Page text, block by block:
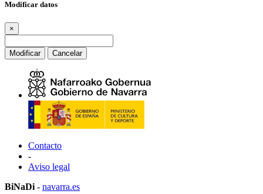
Modificar datos
×
Modificar Cancelar
Contacto
-
Aviso legal
BiNaDi - navarra.es